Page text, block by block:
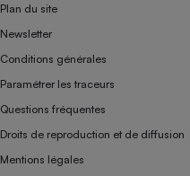
Plan du site
Newsletter
Conditions générales
Paramétrer les traceurs
Questions fréquentes
Droits de reproduction et de diffusion
Mentions légales